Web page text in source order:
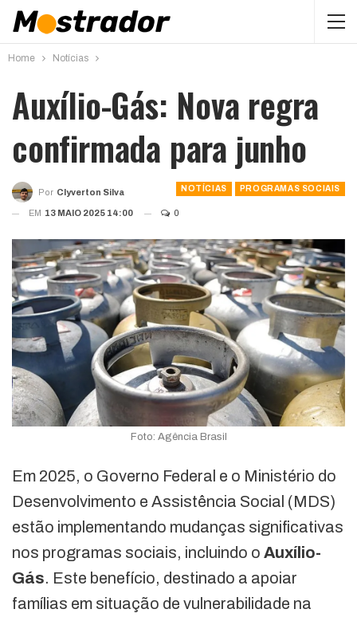
Home Notícias
Auxílio-Gás: Nova regra
confirmada para junho
NOTÍCIAS PROGRAMAS SOCIAIS
Por Clyverton Silva
EM 13 MAIO 2025 14:00 0
Foto: Agência Brasil
Em 2025, o Governo Federal e o Ministério do
Desenvolvimento e Assistência Social (MDS)
estão implementando mudanças significativas
nos programas sociais, incluindo o Auxílio-
Gás. Este benefício, destinado a apoiar
famílias em situação de vulnerabilidade na